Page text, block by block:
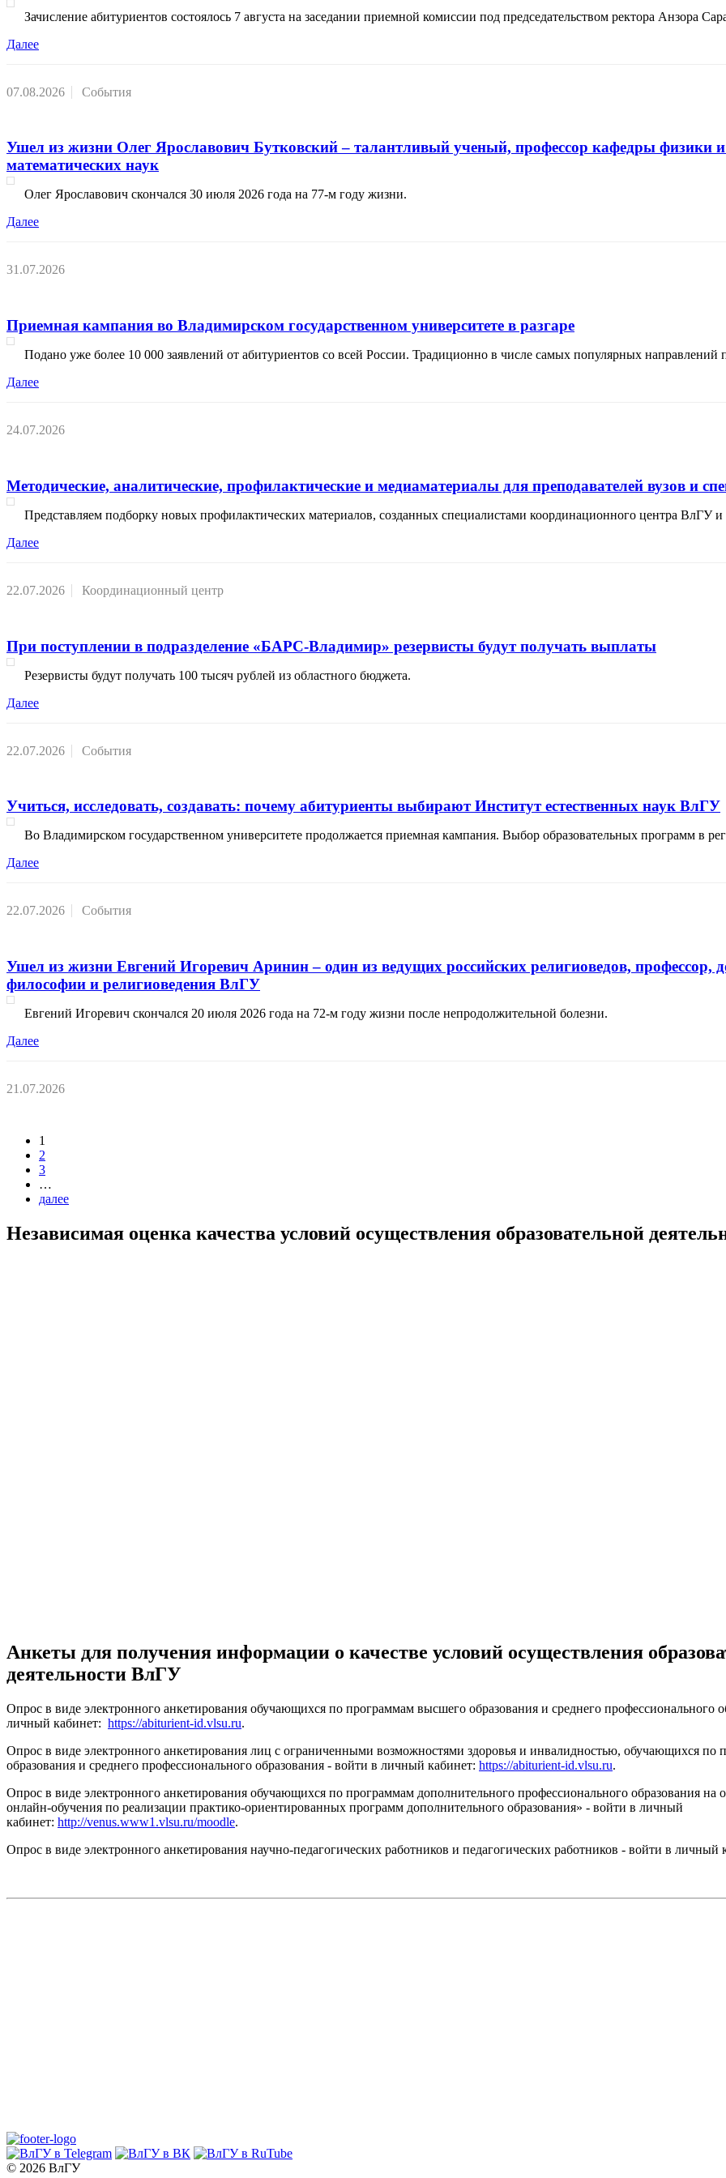
Зачисление абитуриентов состоялось 7 августа на заседании приемной комиссии под председательством ректора Анзора
Далее
07.08.2026 События
Ушел из жизни Олег Ярославович Бутковский – талантливый ученый, профессор кафедры физики
математических наук
Олег Ярославович скончался 30 июля 2026 года на 77-м году жизни.
Далее
31.07.2026
Приемная кампания во Владимирском государственном университете в разгаре
Подано уже более 10 000 заявлений от абитуриентов со всей России. Традиционно в числе самых популярных направлений
Далее
24.07.2026
Методические, аналитические, профилактические и медиаматериалы для преподавателей вузов и
Представляем подборку новых профилактических материалов, созданных специалистами координационного центра
Далее
22.07.2026 Координационный центр
При поступлении в подразделение «БАРС-Владимир» резервисты будут получать выплаты
Резервисты будут получать 100 тысяч рублей из областного бюджета.
Далее
22.07.2026 События
Учиться, исследовать, создавать: почему абитуриенты выбирают Институт естественных наук ВлГУ
Во Владимирском государственном университете продолжается приемная кампания. Выбор образовательных программ в
Далее
22.07.2026 События
Ушел из жизни Евгений Игоревич Аринин – один из ведущих российских религиоведов,
философии и религиоведения ВлГУ
Евгений Игоревич скончался 20 июля 2026 года на 72-м году жизни после непродолжительной болезни.
Далее
21.07.2026
1
2
3
…
далее
Независимая оценка качества условий осуществления образовательной
Анкеты для получения информации о качестве условий осуществления
деятельности ВлГУ
Опрос в виде электронного анкетирования обучающихся по программам высшего образования и среднего профессионального
личный кабинет: https://abiturient-id.vlsu.ru.
Опрос в виде электронного анкетирования лиц с ограниченными возможностями здоровья и инвалидностью, обучающихся по
образования и среднего профессионального образования - войти в личный кабинет: https://abiturient-id.vlsu.ru.
Опрос в виде электронного анкетирования обучающихся по программам дополнительного профессионального образования на
онлайн-обучения по реализации практико-ориентированных программ дополнительного образования» - войти в личный
кабинет: http://venus.www1.vlsu.ru/moodle.
Опрос в виде электронного анкетирования научно-педагогических работников и педагогических работников - войти в личный
© 2026 ВлГУ